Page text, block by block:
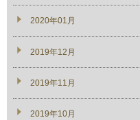
2020年01月
2019年12月
2019年11月
2019年10月